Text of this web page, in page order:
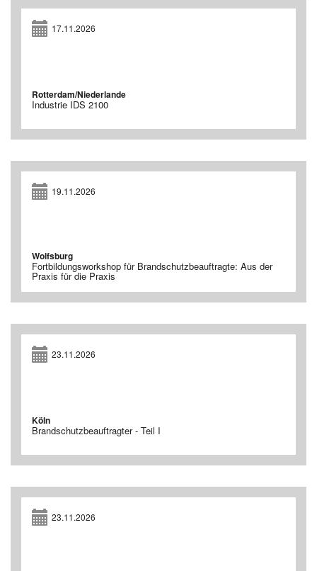
17.11.2026
Rotterdam/Niederlande
Industrie IDS 2100
19.11.2026
Wolfsburg
Fortbildungsworkshop für Brandschutzbeauftragte: Aus der
Praxis für die Praxis
23.11.2026
Köln
Brandschutzbeauftragter - Teil I
23.11.2026